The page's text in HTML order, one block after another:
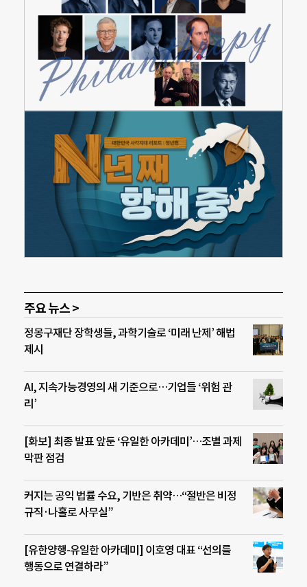
주요 뉴스 >
정몽구재단 장학생들, 과학기술로 ‘미래 난제’ 해법
제시
AI, 지속가능경영의 새 기준으로…기업들 ‘위험 관
리’
[화보] 최종 발표 앞둔 ‘유일한 아카데미’…조별 과제
막판 점검
커지는 공익 법률 수요, 기반은 취약…“절반은 비정
규직·나홀로 사무실”
[유한양행-유일한 아카데미] 이호영 대표 “선의를
행동으로 연결하라”